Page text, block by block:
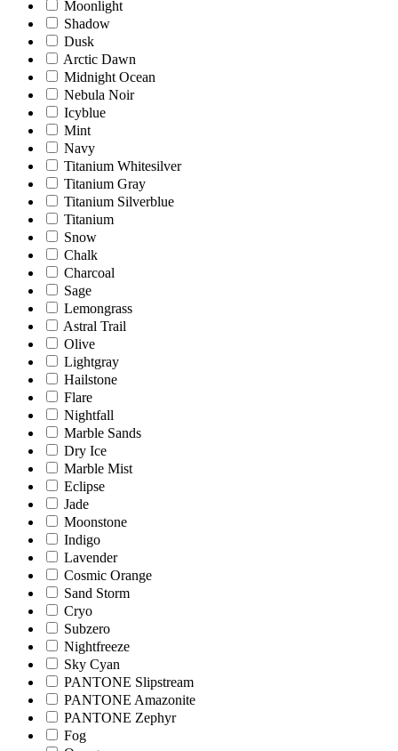
Moonlight
Shadow
Dusk
Arctic Dawn
Midnight Ocean
Nebula Noir
Icyblue
Mint
Navy
Titanium Whitesilver
Titanium Gray
Titanium Silverblue
Titanium
Snow
Chalk
Charcoal
Sage
Lemongrass
Astral Trail
Olive
Lightgray
Hailstone
Flare
Nightfall
Marble Sands
Dry Ice
Marble Mist
Eclipse
Jade
Moonstone
Indigo
Lavender
Cosmic Orange
Sand Storm
Cryo
Subzero
Nightfreeze
Sky Cyan
PANTONE Slipstream
PANTONE Amazonite
PANTONE Zephyr
Fog